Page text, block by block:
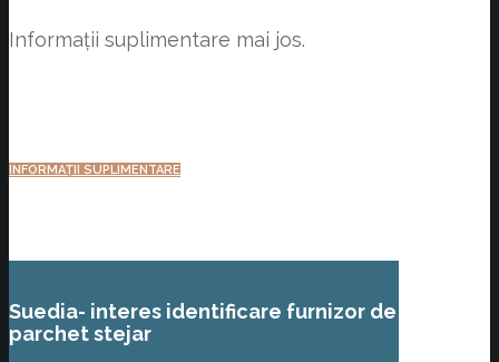
Informații suplimentare mai jos.
INFORMAȚII SUPLIMENTARE
Suedia- interes identificare furnizor de
parchet stejar